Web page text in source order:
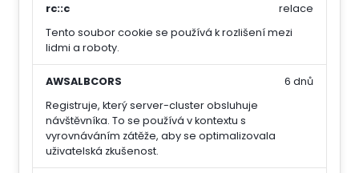
rc::c
Tento soubor cookie se používá k rozlišení mezi
lidmi a roboty.
relace
AWSALBCORS
Registruje, který server-cluster obsluhuje
návštěvníka. To se používá v kontextu s
vyrovnáváním zátěže, aby se optimalizovala
uživatelská zkušenost.
6 dnů